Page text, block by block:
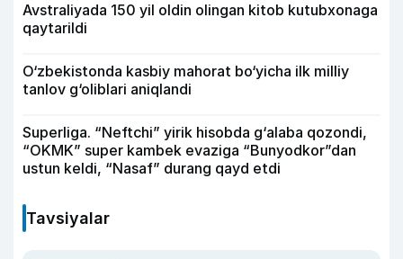
Avstraliyada 150 yil oldin olingan kitob kutubxonaga
qaytarildi
O‘zbekistonda kasbiy mahorat bo‘yicha ilk milliy
tanlov g‘oliblari aniqlandi
Superliga. “Neftchi” yirik hisobda g‘alaba qozondi,
“OKMK” super kambek evaziga “Bunyodkor”dan
ustun keldi, “Nasaf” durang qayd etdi
Tavsiyalar